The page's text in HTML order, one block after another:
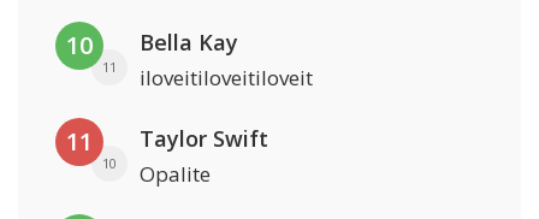
10
11
Bella Kay
iloveitiloveitiloveit
11
10
Taylor Swift
Opalite